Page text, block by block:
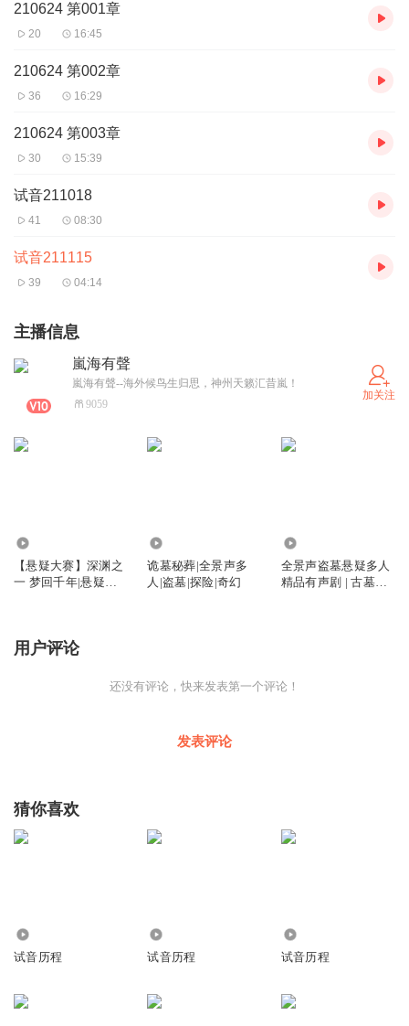
210624 第001章
20 16:45
210624 第002章
36 16:29
210624 第003章
30 15:39
试音211018
41 08:30
试音211115
39 04:14
主播信息
嵐海有聲
嵐海有聲--海外候鸟生归思，神州天籁汇昔嵐！
9059
加关注
【悬疑大赛】深渊之
一 梦回千年|悬疑灵
诡墓秘葬|全景声多
人|盗墓|探险|奇幻
全景声盗墓悬疑多人
精品有声剧 | 古墓迷
用户评论
还没有评论，快来发表第一个评论！
发表评论
猜你喜欢
试音历程 试音历程 试音历程